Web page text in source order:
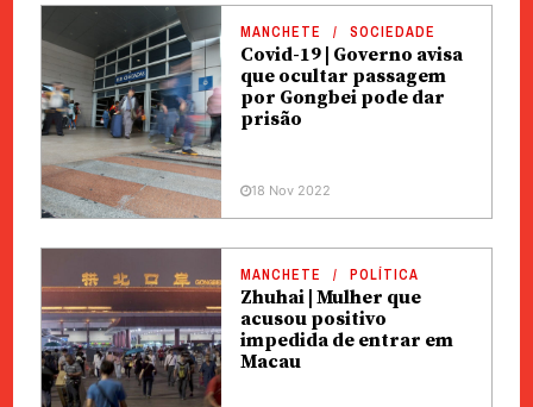
MANCHETE SOCIEDADE
Covid-19 | Governo avisa
que ocultar passagem
por Gongbei pode dar
prisão
18 Nov 2022
MANCHETE POLÍTICA
Zhuhai | Mulher que
acusou positivo
impedida de entrar em
Macau